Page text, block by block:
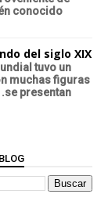
conocido
del siglo XIX
tuvo un
muchas figuras
presentan